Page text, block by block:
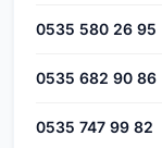
0535 580 26 95
0535 682 90 86
0535 747 99 82